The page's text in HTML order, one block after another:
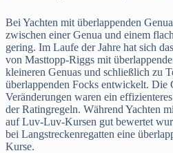
Bei Yachten mit überlappenden
zwischen einer Genua und einem
gering. Im Laufe der Jahre hat sich
von Masttopp-Riggs mit
kleineren Genuas und schließlich zu
überlappenden Focks entwickelt. Die
Veränderungen waren ein
der Ratingregeln. Während Yachten
auf Luv-Luv-Kursen gut bewertet
bei Langstreckenregatten eine
Kurse.